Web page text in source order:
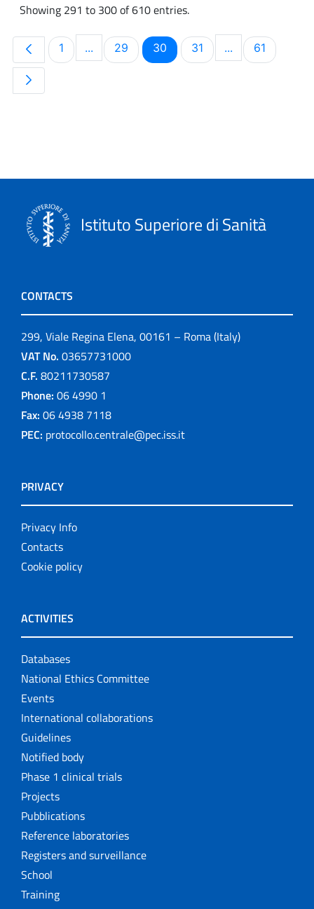
Showing 291 to 300 of 610 entries.
Page
1 ...Intermediate Pages Use TAB to navigate.
Page
29 Page
30 Page
31 ...Intermediate
Page
61
Istituto Superiore di Sanità
CONTACTS
299, Viale Regina Elena, 00161 – Roma (Italy)
VAT No. 03657731000
C.F. 80211730587
Phone: 06 4990 1
Fax: 06 4938 7118
PEC: protocollo.centrale@pec.iss.it
PRIVACY
Privacy Info
Contacts
Cookie policy
ACTIVITIES
Databases
National Ethics Committee
Events
International collaborations
Guidelines
Notified body
Phase 1 clinical trials
Projects
Pubblications
Reference laboratories
Registers and surveillance
School
Training